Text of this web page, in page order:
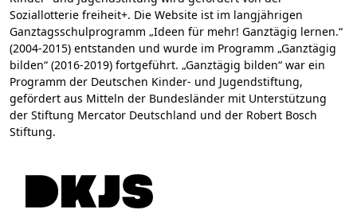
Soziallotterie freiheit+. Die Website ist im langjährigen
Ganztagsschulprogramm „Ideen für mehr! Ganztägig lernen.“
(2004-2015) entstanden und wurde im Programm „Ganztägig
bilden“ (2016-2019) fortgeführt. „Ganztägig bilden“ war ein
Programm der Deutschen Kinder- und Jugendstiftung,
gefördert aus Mitteln der Bundesländer mit Unterstützung
der Stiftung Mercator Deutschland und der Robert Bosch
Stiftung.